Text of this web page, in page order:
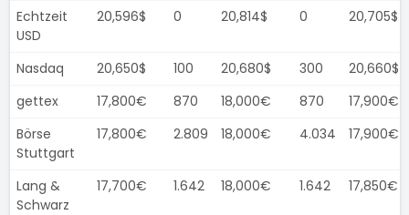
Echtzeit
USD
20,596$ 0 20,814$ 0 20,705$
Nasdaq 20,650$ 100 20,680$ 300
20,660$
gettex
17,800€ 870 18,000€ 870
17,900€
Börse
Stuttgart
17,800€ 2.809 18,000€ 4.034 17,900€
Lang &
Schwarz
17,700€ 1.642 18,000€ 1.642 17,850€